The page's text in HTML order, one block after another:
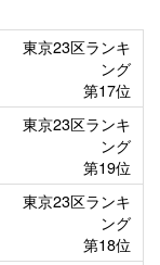
東京23区ランキ
ング
第17位
東京23区ランキ
ング
第19位
東京23区ランキ
ング
第18位